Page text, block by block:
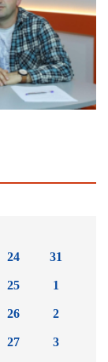
24
25
26
27
31
1
2
3